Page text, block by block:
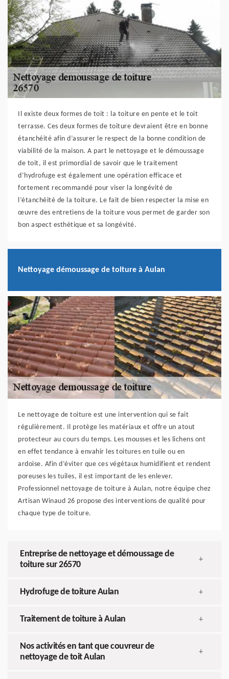
Il existe deux formes de toit : la toiture en pente et le toit
terrasse. Ces deux formes de toiture devraient être en bonne
étanchéité afin d’assurer le respect de la bonne condition de
viabilité de la maison. A part le nettoyage et le démoussage
de toit, il est primordial de savoir que le traitement
d’hydrofuge est également une opération efficace et
fortement recommandé pour viser la longévité de
l’étanchéité de la toiture. Le fait de bien respecter la mise en
œuvre des entretiens de la toiture vous permet de garder son
bon aspect esthétique et sa longévité.
Nettoyage démoussage de toiture à Aulan
Le nettoyage de toiture est une intervention qui se fait
régulièrement. Il protège les matériaux et offre un atout
protecteur au cours du temps. Les mousses et les lichens ont
en effet tendance à envahir les toitures en tuile ou en
ardoise. Afin d’éviter que ces végétaux humidifient et rendent
poreuses les tuiles, il est important de les enlever.
Professionnel nettoyage de toiture à Aulan, notre équipe chez
Artisan Winaud 26 propose des interventions de qualité pour
chaque type de toiture.
Entreprise de nettoyage et démoussage de
toiture sur 26570
+
Hydrofuge de toiture Aulan +
Traitement de toiture à Aulan +
Nos activités en tant que couvreur de
nettoyage de toit Aulan
+